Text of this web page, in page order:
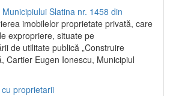
Slatina nr. 1458 din
imobilelor proprietate privată, care
expropriere, situate pe
de utilitate publică „Construire
Cartier Eugen Ionescu, Municipiul
proprietarii